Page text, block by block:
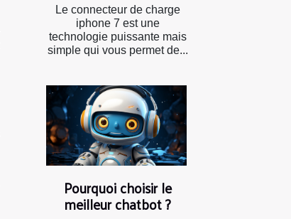
Le connecteur de charge
iphone 7 est une
technologie puissante mais
simple qui vous permet de...
Pourquoi choisir le
meilleur chatbot ?